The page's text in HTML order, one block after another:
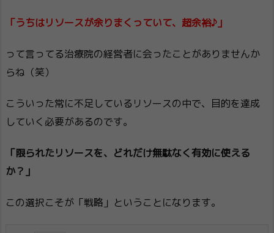
「うちはリソースが余りまくっていて、超余裕♪」
って言ってる治療院の経営者に会ったことがありませんか
らね（笑）
こういった常に不足しているリソースの中で、目的を達成
していく必要があるのです。
「限られたリソースを、どれだけ無駄なく有効に使える
か？」
この選択こそが「戦略」ということになります。